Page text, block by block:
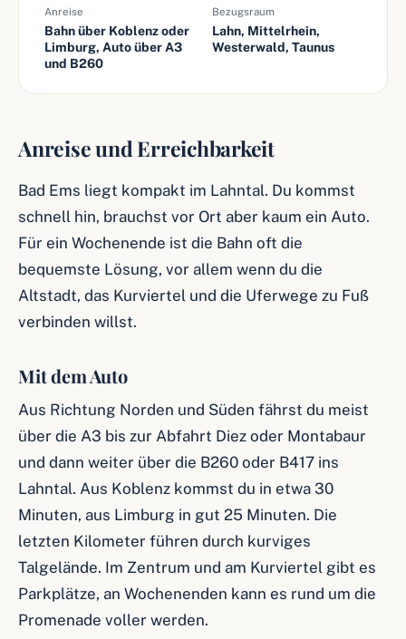
Anreise
Bahn über Koblenz oder
Limburg, Auto über A3
und B260
Bezugsraum
Lahn, Mittelrhein,
Westerwald, Taunus
Anreise und Erreichbarkeit
Bad Ems liegt kompakt im Lahntal. Du kommst
schnell hin, brauchst vor Ort aber kaum ein Auto.
Für ein Wochenende ist die Bahn oft die
bequemste Lösung, vor allem wenn du die
Altstadt, das Kurviertel und die Uferwege zu Fuß
verbinden willst.
Mit dem Auto
Aus Richtung Norden und Süden fährst du meist
über die A3 bis zur Abfahrt Diez oder Montabaur
und dann weiter über die B260 oder B417 ins
Lahntal. Aus Koblenz kommst du in etwa 30
Minuten, aus Limburg in gut 25 Minuten. Die
letzten Kilometer führen durch kurviges
Talgelände. Im Zentrum und am Kurviertel gibt es
Parkplätze, an Wochenenden kann es rund um die
Promenade voller werden.